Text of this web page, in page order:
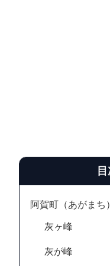
阿賀町（あがまち
灰ヶ峰
灰が峰